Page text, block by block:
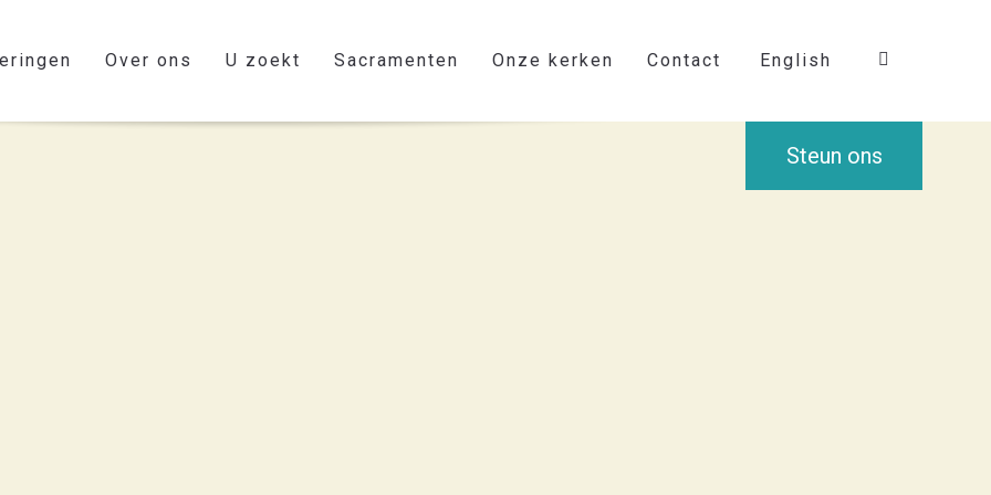
Over ons U zoekt Sacramenten Onze kerken Contact English
Steun ons